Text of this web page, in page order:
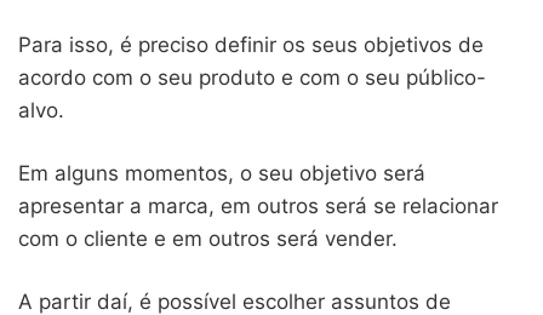
Para isso, é preciso definir os seus objetivos de
acordo com o seu produto e com o seu público-
alvo.
Em alguns momentos, o seu objetivo será
apresentar a marca, em outros será se relacionar
com o cliente e em outros será vender.
A partir daí, é possível escolher assuntos de